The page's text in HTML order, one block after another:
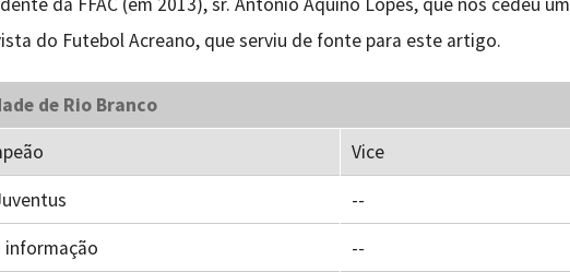
do Futebol Acreano, que serviu de fonte para este artigo.
de Rio Branco
Vice
--
informação
--